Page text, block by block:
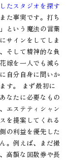
たスタジオを探す
た事実です。打ち
という魔法の言葉
サインをしてしま
そして精神的な負
嫁を一人でも減ら
自分自身に問いか
す。 まず最初に
なたに必要なもの
エステティシャン
を提案してくれる
の利益を優先した
。例えば、まだ撮
高額な回数券や長